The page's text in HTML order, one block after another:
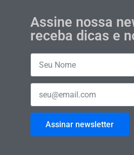
Assine nossa
receba dicas e
Assinar newsletter